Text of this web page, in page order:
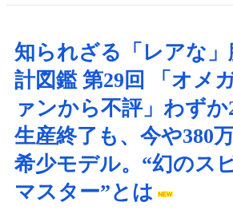
知られざる「レアな」
計図鑑 第29回 「オメ
ァンから不評」わずか
生産終了も、今や380
希少モデル。“幻のス
マスター”とは